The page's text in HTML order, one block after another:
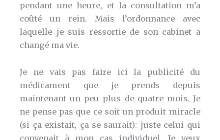
pendant une heure, et la consultation m’a
coûté un rein. Mais l’ordonnance avec
laquelle je suis ressortie de son cabinet a
changé ma vie.
Je ne vais pas faire ici la publicité du
médicament que je prends depuis
maintenant un peu plus de quatre mois. Je
ne pense pas que ce soit un produit miracle
(si ça existait, ça se saurait): juste celui qui
convenait à mon cas individuel. Je veux